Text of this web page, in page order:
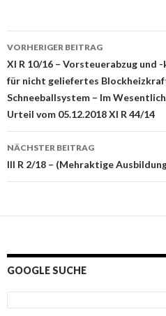
Beitrags-
Navigation
VORHERIGER BEITRAG
XI R 10/16 – Vorsteuerabzug und
für nicht geliefertes
Schneeballsystem – Im
Urteil vom 05.12.2018 XI R 44/14
NÄCHSTER BEITRAG
III R 2/18 – (Mehraktige
GOOGLE SUCHE